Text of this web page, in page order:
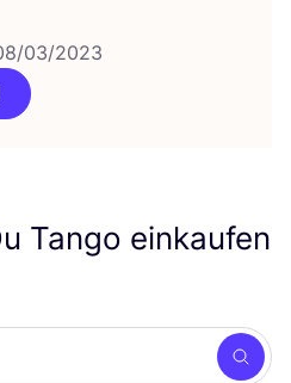
03/2023
Tango einkaufen